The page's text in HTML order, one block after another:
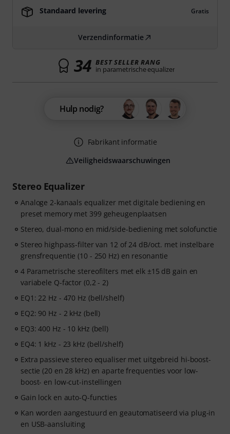
Stereo Equalizer
Analoge 2-kanaals equalizer met digitale bediening en
preset memory met 399 geheugenplaatsen
Stereo, dual-mono en mid/side-bediening met solofunctie
Stereo highpass-filter van 12 of 24 dB/oct. met instelbare
grensfrequentie (10 - 250 Hz) en resonantie
4 Parametrische stereofilters met elk ±15 dB gain en
variabele Q-factor (0,2 - 2)
EQ1: 22 Hz - 470 Hz (bell/shelf)
EQ2: 90 Hz - 2 kHz (bell)
EQ3: 400 Hz - 10 kHz (bell)
EQ4: 1 kHz - 23 kHz (bell/shelf)
Extra passieve stereo equaliser met uitgebreid hi-boost-
sectie (20 en 28 kHz) en aparte frequenties voor low-
boost- en low-cut-instellingen
Gain lock en auto-Q-functies
Kan worden aangestuurd en geautomatiseerd via plug-in
en USB-aansluiting
Standaard levering Gratis
Verzendinformatie
34 BEST SELLER RANG
in parametrische equalizer
Hulp nodig?
Fabrikant informatie
Veiligheidswaarschuwingen